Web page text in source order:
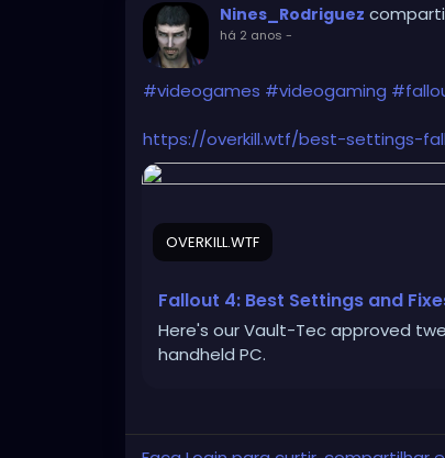
Nines_Rodriguez
há 2 anos -
#videogames #videogaming
https://overkill.wtf/best-settings-
OVERKILL.WTF
Fallout 4: Best Settings and
Here's our Vault-Tec approved
handheld PC.